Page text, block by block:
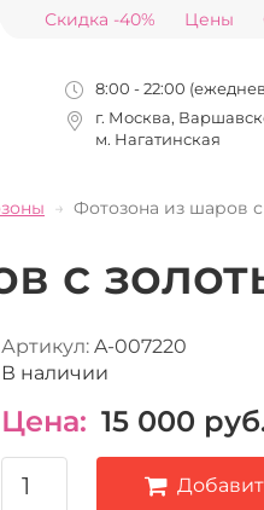
Скидка -40% Цены
8:00 - 22:00
г. Москва,
м. Нагатинская
Фотозона из шаров
с
Артикул: A-007220
В наличии
Цена: 15 000